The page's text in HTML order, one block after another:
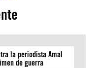
la periodista Amal
de guerra